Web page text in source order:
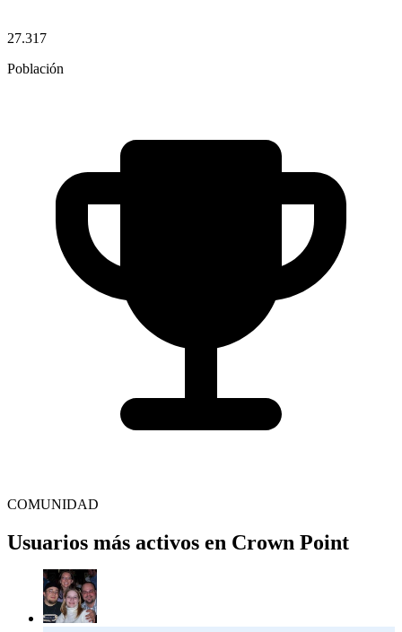
27.317
Población
COMUNIDAD
Usuarios más activos en Crown Point